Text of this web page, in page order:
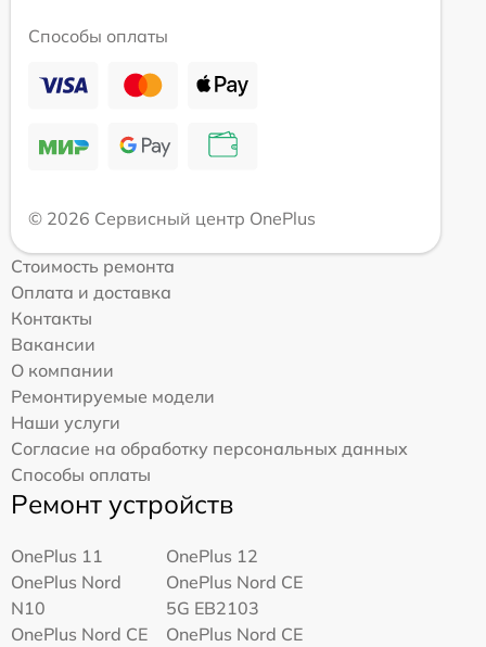
Способы оплаты
© 2026 Сервисный центр OnePlus
Стоимость ремонта
Оплата и доставка
Контакты
Вакансии
О компании
Ремонтируемые модели
Наши услуги
Согласие на обработку персональных данных
Способы оплаты
Ремонт устройств
OnePlus 11
OnePlus 12
OnePlus Nord
N10
OnePlus Nord CE
5G EB2103
OnePlus Nord CE
OnePlus Nord CE